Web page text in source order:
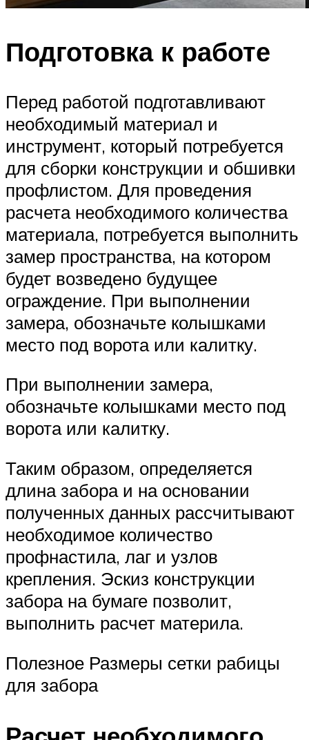
Подготовка к работе
Перед работой подготавливают
необходимый материал и
инструмент, который потребуется
для сборки конструкции и обшивки
профлистом. Для проведения
расчета необходимого количества
материала, потребуется выполнить
замер пространства, на котором
будет возведено будущее
ограждение. При выполнении
замера, обозначьте колышками
место под ворота или калитку.
При выполнении замера,
обозначьте колышками место под
ворота или калитку.
Таким образом, определяется
длина забора и на основании
полученных данных рассчитывают
необходимое количество
профнастила, лаг и узлов
крепления. Эскиз конструкции
забора на бумаге позволит,
выполнить расчет материла.
Полезное Размеры сетки рабицы
для забора